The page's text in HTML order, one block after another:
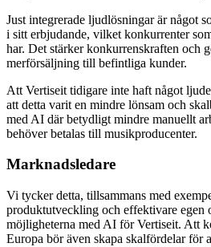
Just integrerade ljudlösningar är något
i sitt erbjudande, vilket konkurrenter
har. Det stärker konkurrenskraften och
merförsäljning till befintliga kunder.
Att Vertiseit tidigare inte haft något
att detta varit en mindre lönsam och
med AI där betydligt mindre manuellt
behöver betalas till musikproducenter.
Marknadsledare
Vi tycker detta, tillsammans med
produktutveckling och effektivare egen
möjligheterna med AI för Vertiseit. Att
Europa bör även skapa skalfördelar för